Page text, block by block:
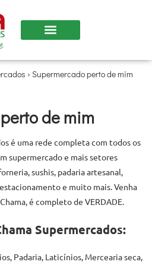
› Supermercado perto de mim
de mim
é uma rede completa com todos os
supermercado e mais setores
sushis, padaria artesanal,
e muito mais. Venha
é completo de VERDADE.
Supermercados:
Padaria, Laticínios, Mercearia seca,